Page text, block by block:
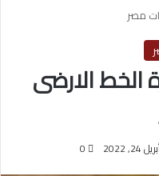
مصر
الخط الارضى
2022
0